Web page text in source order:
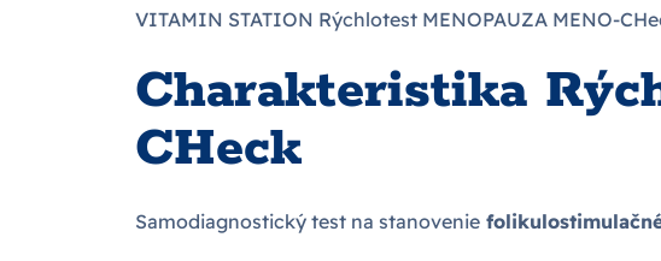
VITAMIN STATION Rýchlotest MENOPAUZA MENO-
Charakteristika
CHeck
Samodiagnostický test na stanovenie